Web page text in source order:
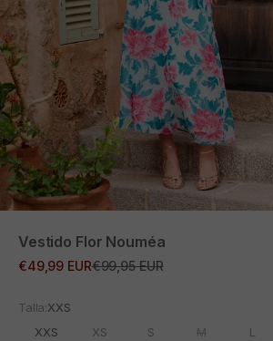
Vestido Flor Nouméa
Precio de oferta
€49,99 EURPrecio normal
€99,95 EUR
Talla:XXS
XXS XS S M L